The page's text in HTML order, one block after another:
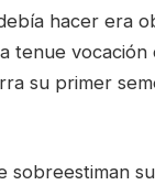
hacer era
tenue vocación
su primer
sobreestiman